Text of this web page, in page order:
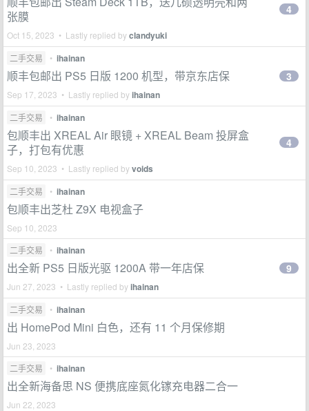
张膜
Oct 15, 2023 • Lastly replied byclandyuki
4
二手交易 • ihainan
顺丰包邮出 PS5 日版 1200 机型，带京东店保
Sep 17, 2023 • Lastly replied byihainan
3
二手交易 • ihainan
包顺丰出 XREAL Air 眼镜 + XREAL Beam 投屏盒
子，打包有优惠
Sep 10, 2023 • Lastly replied byvoids
4
二手交易 • ihainan
包顺丰出芝杜 Z9X 电视盒子
Sep 10, 2023
二手交易
• ihainan
出全新 PS5 日版光驱 1200A 带一年店保
Jun 27, 2023 • Lastly replied byihainan
9
二手交易 • ihainan
出 HomePod Mini 白色，还有 11 个月保修期
Jun 23, 2023
二手交易
• ihainan
出全新海备思 NS 便携底座氮化镓充电器二合一
Jun 22, 2023